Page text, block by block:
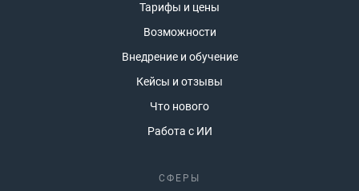
Тарифы и цены
Возможности
Внедрение и обучение
Кейсы и отзывы
Что нового
Работа с ИИ
СФЕРЫ